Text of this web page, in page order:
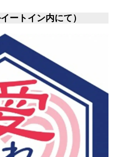
ートイン内にて）